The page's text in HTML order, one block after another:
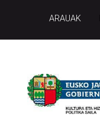
ARAUAK